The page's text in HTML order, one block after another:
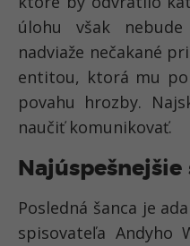
úlohu však
nadviaže nečakané
entitou, ktorá mu
povahu hrozby.
naučiť komunikovať.
Posledná šanca je
spisovateľa Andyho